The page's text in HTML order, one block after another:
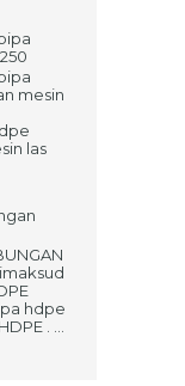
mesin
las
hdpe
. ...